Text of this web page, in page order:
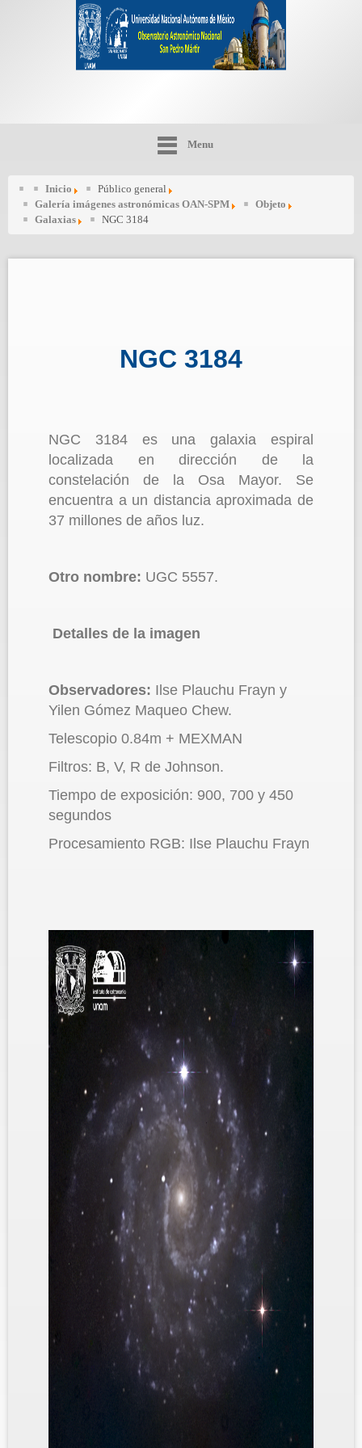
Menu
Inicio
Público general
Galería imágenes astronómicas OAN-SPM
Objeto
Galaxias
NGC 3184
NGC 3184
NGC 3184 es una galaxia espiral
localizada en dirección de la
constelación de la Osa Mayor. Se
encuentra a un distancia aproximada de
37 millones de años luz.
Otro nombre: UGC 5557.
Detalles de la imagen
Observadores: Ilse Plauchu Frayn y
Yilen Gómez Maqueo Chew.
Telescopio 0.84m + MEXMAN
Filtros: B, V, R de Johnson.
Tiempo de exposición: 900, 700 y 450
segundos
Procesamiento RGB: Ilse Plauchu Frayn